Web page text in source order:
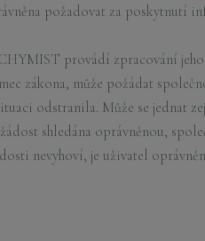
požadovat za poskytnutí
provádí zpracování
zákona, může požádat
odstranila. Může se jednat
shledána oprávněnou,
nevyhoví, je uživatel